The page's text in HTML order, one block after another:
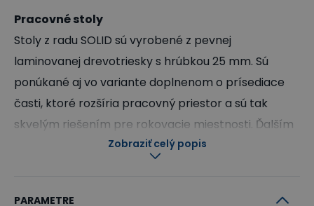
Pracovné stoly
Stoly z radu SOLID sú vyrobené z pevnej
laminovanej drevotriesky s hrúbkou 25 mm. Sú
ponúkané aj vo variante doplnenom o prísediace
časti, ktoré rozšíria pracovný priestor a sú tak
skvelým riešením pre rokovacie miestnosti. Ďalším
prvkom, o ktorý je možné pracovné miesto rozšíriť,
Zobraziť celý popis
PARAMETRE